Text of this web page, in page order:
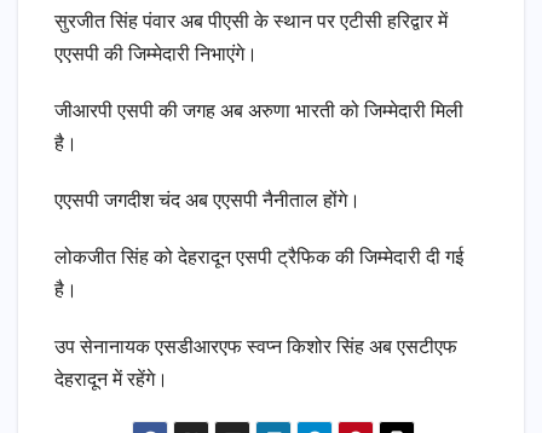
सुरजीत सिंह पंवार अब पीएसी के स्थान पर एटीसी हरिद्वार में
एएसपी की जिम्मेदारी निभाएंगे।
जीआरपी एसपी की जगह अब अरुणा भारती को जिम्मेदारी मिली
है।
एएसपी जगदीश चंद अब एएसपी नैनीताल होंगे।
लोकजीत सिंह को देहरादून एसपी ट्रैफिक की जिम्मेदारी दी गई
है।
उप सेनानायक एसडीआरएफ स्वप्न किशोर सिंह अब एसटीएफ
देहरादून में रहेंगे।